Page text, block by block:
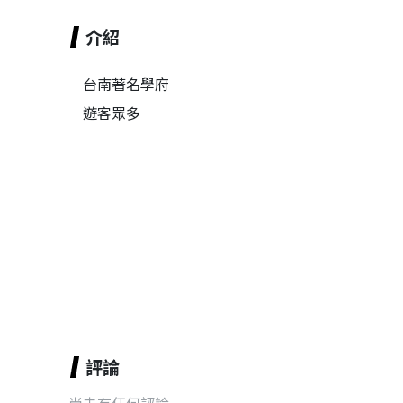
介紹
台南著名學府
遊客眾多
評論